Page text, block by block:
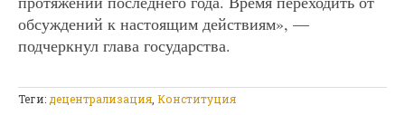
обсуждений к настоящим действиям», —
подчеркнул глава государства.
Теги: децентрализация Конституция